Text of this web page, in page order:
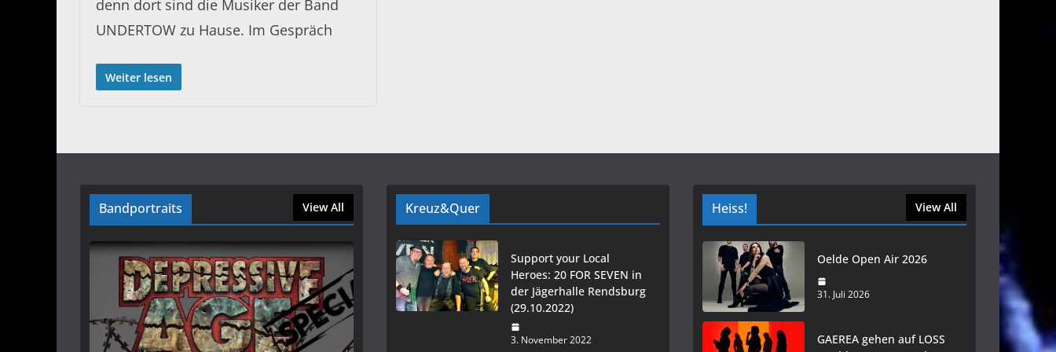
denn dort sind die Musiker der Band
UNDERTOW zu Hause. Im Gespräch
Weiter lesen
Bandportraits View All Kreuz&Quer
Support your Local
Heroes: 20 FOR SEVEN in
der Jägerhalle Rendsburg
(29.10.2022)
3. November 2022
Heiss! View All
Oelde Open Air 2026
31. Juli 2026
GAEREA gehen auf LOSS